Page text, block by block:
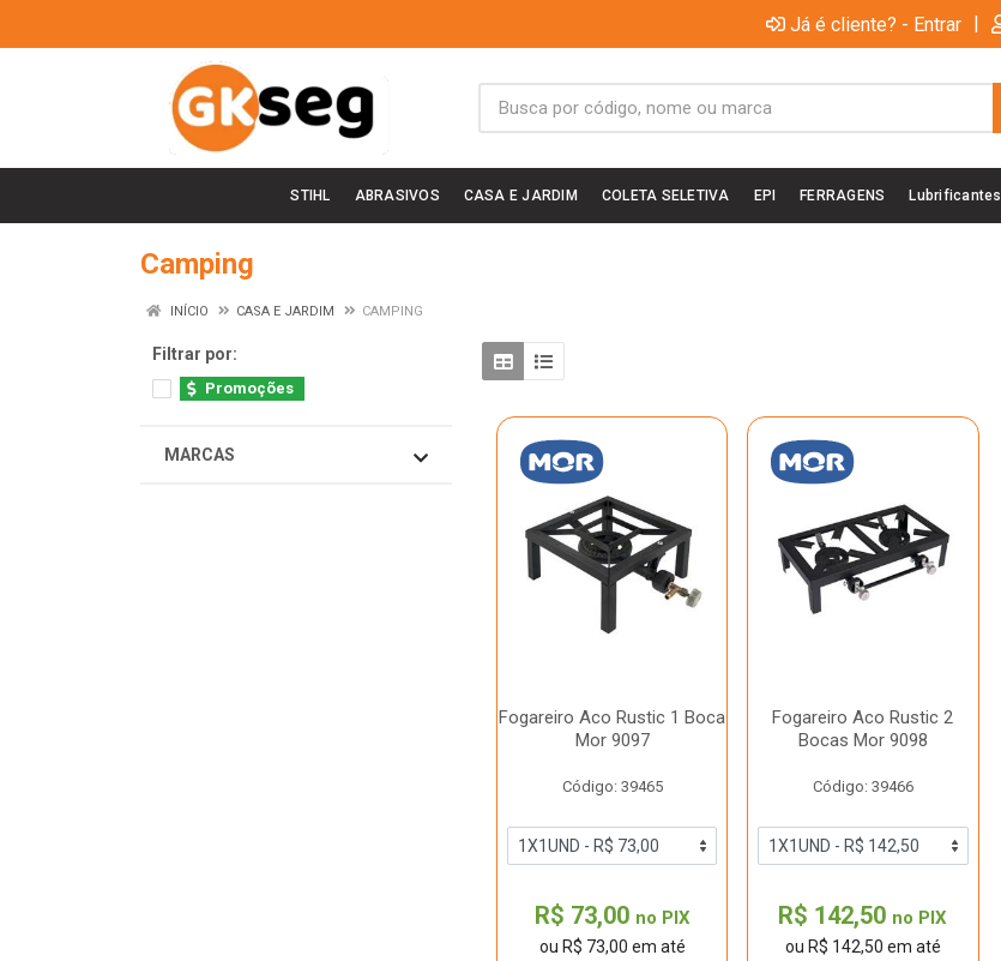
Já é cliente? - Entrar |
STIHL ABRASIVOS CASA E JARDIM COLETA SELETIVA EPI FERRAGENS Lubrificantes
Camping
INÍCIO CASA E JARDIM CAMPING
Filtrar por:
Promoções
MARCAS
Fogareiro Aco Rustic 1 Boca
Mor 9097
Código: 39465
R$ 73,00 no PIX
ou R$ 73,00 em até
Fogareiro Aco Rustic 2
Bocas Mor 9098
Código: 39466
R$ 142,50 no PIX
ou R$ 142,50 em até